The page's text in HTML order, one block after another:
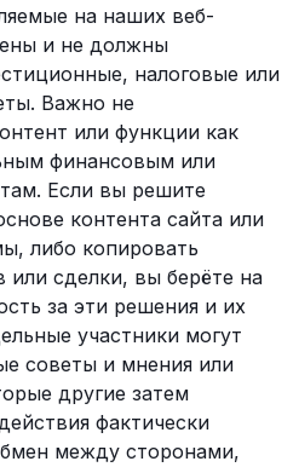
на наших веб-
и не должны
налоговые или
Важно не
или функции как
финансовым или
Если вы решите
контента сайта или
либо копировать
или сделки, вы берёте на
за эти решения и их
участники могут
советы и мнения или
другие затем
фактически
между сторонами,